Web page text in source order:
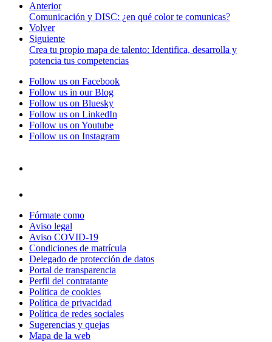
Anterior
Comunicación y DISC: ¿en qué color te comunicas?
Volver
Siguiente
Crea tu propio mapa de talento: Identifica, desarrolla y
potencia tus competencias
Follow us on Facebook
Follow us in our Blog
Follow us on Bluesky
Follow us on LinkedIn
Follow us on Youtube
Follow us on Instagram
Fórmate como
Aviso legal
Aviso COVID-19
Condiciones de matrícula
Delegado de protección de datos
Portal de transparencia
Perfil del contratante
Política de cookies
Política de privacidad
Política de redes sociales
Sugerencias y quejas
Mapa de la web